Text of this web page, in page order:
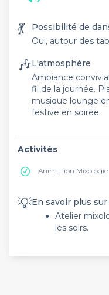
💃
Possibilité de
Oui, autour des
🎶L'atmosphère
Ambiance
fil de la journée.
musique lounge
festive en soirée.
Activités
Animation Mixologie
💡En savoir plus
Atelier
les soirs.